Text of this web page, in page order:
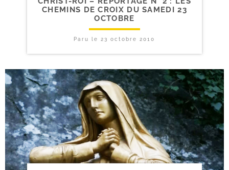
CHEMINS DE CROIX DU SAMEDI 23
OCTOBRE
Paru le23 octobre 2010